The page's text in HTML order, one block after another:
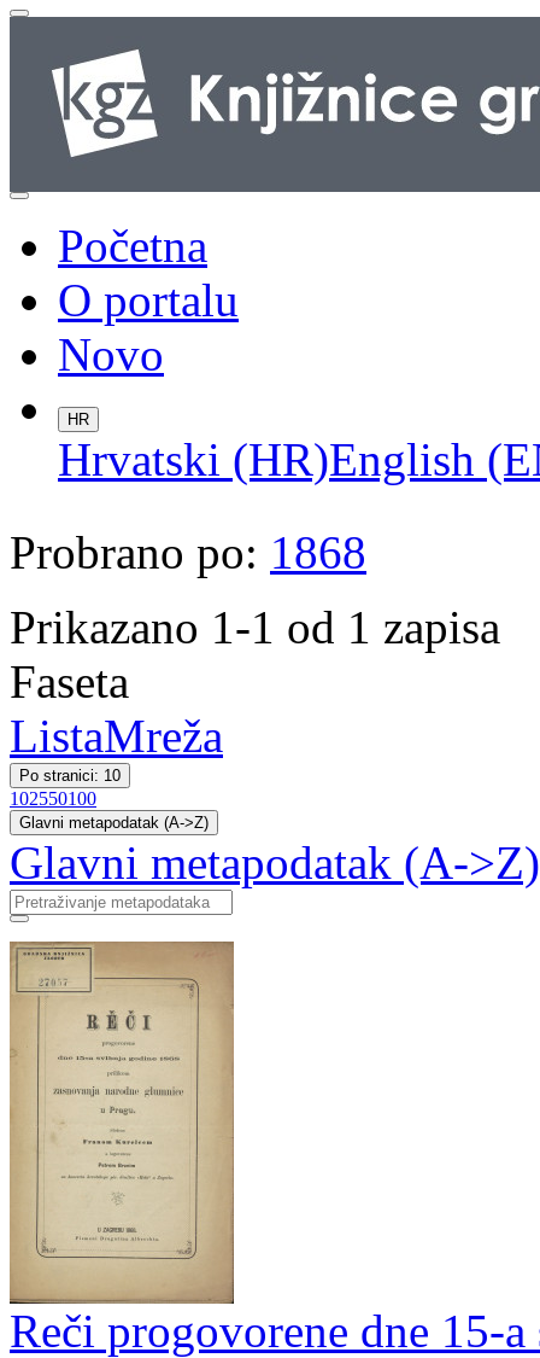
Početna
O portalu
Novo
HR
Hrvatski (HR)English
Probrano po: 1868
Prikazano 1-1 od 1 zapisa
Faseta
ListaMreža
Po stranici: 10
102550100
Glavni metapodatak (A->Z)
Glavni metapodatak (A->Z)
Reči progovorene dne 15-